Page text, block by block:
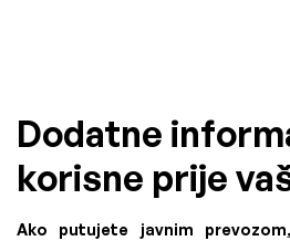
Dodatne
korisne prije
Ako putujete javnim